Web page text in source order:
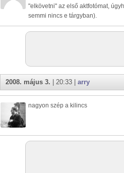
"elkövetni" az első aktfotómat,
semmi nincs e tárgyban).
2008. május 3. | 20:33 | arry
nagyon szép a kilincs